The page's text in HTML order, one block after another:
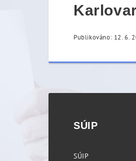
Publikováno: 12. 6.
SÚIP
SÚIP